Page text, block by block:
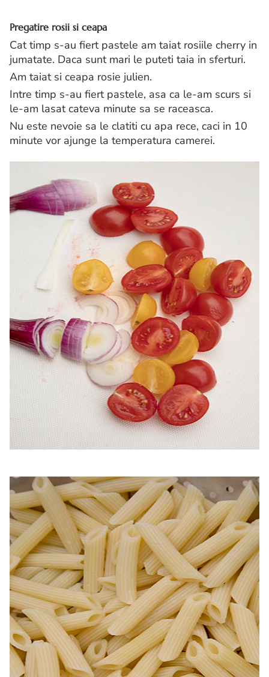
Pregatire rosii si ceapa
Cat timp s-au fiert pastele am taiat rosiile cherry in
jumatate. Daca sunt mari le puteti taia in sferturi.
Am taiat si ceapa rosie julien.
Intre timp s-au fiert pastele, asa ca le-am scurs si
le-am lasat cateva minute sa se raceasca.
Nu este nevoie sa le clatiti cu apa rece, caci in 10
minute vor ajunge la temperatura camerei.